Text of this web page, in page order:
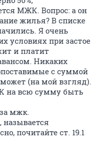
МЖК. Вопрос: а он
жилья? В списке
Я очень
условиях при застое
и платит
Никаких
с суммой
(на мой взгляд).
на всю сумму быть
мжк.
называется
почитайте ст. 19.1